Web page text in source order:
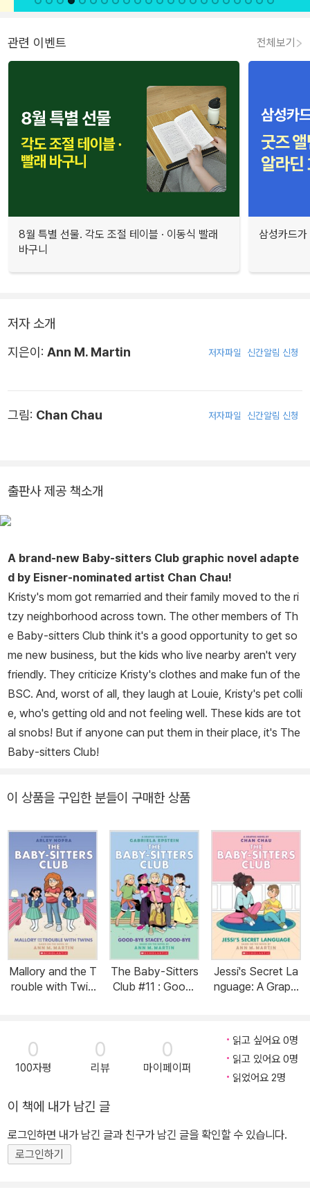
관련 이벤트 전체보기
8월 특별 선물. 각도 조절 테이블 · 이동식 빨래
바구니
삼성카드
저자 소개
지은이: Ann M. Martin 저자파일 신간알림 신청
그림: Chan Chau 저자파일 신간알림 신청
출판사 제공 책소개
A brand-new Baby-sitters Club graphic novel adapte
d by Eisner-nominated artist Chan Chau!
Kristy's mom got remarried and their family moved to the ri
tzy neighborhood across town. The other members of Th
e Baby-sitters Club think it's a good opportunity to get so
me new business, but the kids who live nearby aren't very
friendly. They criticize Kristy's clothes and make fun of the
BSC. And, worst of all, they laugh at Louie, Kristy's pet colli
e, who's getting old and not feeling well. These kids are tot
al snobs! But if anyone can put them in their place, it's The
Baby-sitters Club!
이 상품을 구입한 분들이 구매한 상품
Mallory and the T
rouble with Twin
rback)
The Baby-Sitters
Club #11 : Good-
k, Adapted editio
n)
Jessi's Secret La
nguage: A Graphi
2): Volume 12 (Pa
perback)
0
100자평
0
리뷰
0
마이페이퍼
읽고 싶어요 0명
읽고 있어요 0명
읽었어요 2명
이 책에 내가 남긴 글
로그인하면 내가 남긴 글과 친구가 남긴 글을 확인할 수 있습니다.
로그인하기